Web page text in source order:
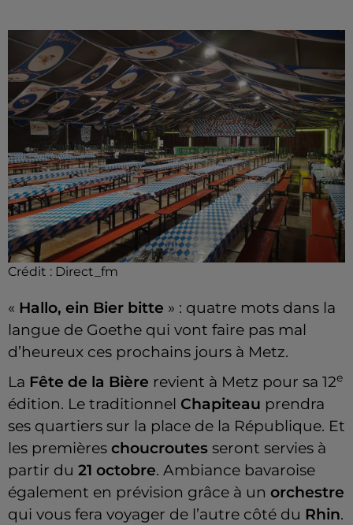
Crédit : Direct_fm
« Hallo, ein Bier bitte » : quatre mots dans la
langue de Goethe qui vont faire pas mal
d’heureux ces prochains jours à Metz.
La Fête de la Bière revient à Metz pour sa 12e
édition. Le traditionnel Chapiteau prendra
ses quartiers sur la place de la République. Et
les premières choucroutes seront servies à
partir du 21 octobre. Ambiance bavaroise
également en prévision grâce à un orchestre
qui vous fera voyager de l’autre côté du Rhin.